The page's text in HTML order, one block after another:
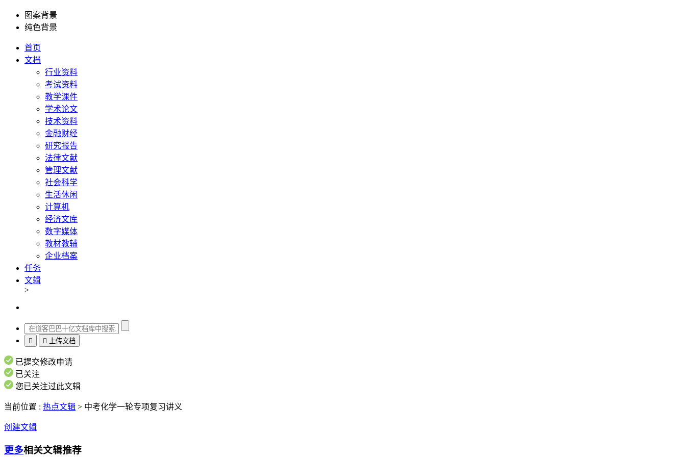
图案背景
纯色背景
首页
文档
行业资料
考试资料
教学课件
学术论文
技术资料
金融财经
研究报告
法律文献
管理文献
社会科学
生活休闲
计算机
经济文库
数字媒体
教材教辅
企业档案
任务
文辑
>
  上传文档
已提交修改申请
已关注
您已关注过此文辑
当前位置 : 热点文辑 > 中考化学一轮专项复习讲义
创建文辑
更多相关文辑推荐